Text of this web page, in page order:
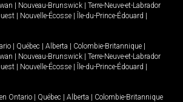
Nouveau-Brunswick
Terre-Neuve-et-Labrador
Nouvelle-Écosse Île-du-Prince-Édouard
Québec Alberta Colombie-Britannique
Nouveau-Brunswick
Terre-Neuve-et-Labrador
Nouvelle-Écosse Île-du-Prince-Édouard
Ontario Québec Alberta
Colombie-Britannique